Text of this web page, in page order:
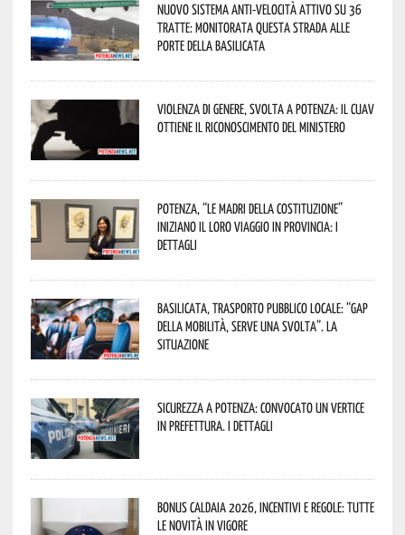
Nuovo sistema anti-velocità attivo su 36
tratte: monitorata questa strada alle
porte della Basilicata
Violenza di genere, svolta a Potenza: il CUAV
ottiene il riconoscimento del Ministero
Potenza, “Le Madri della Costituzione”
iniziano il loro viaggio in provincia: i
dettagli
Basilicata, trasporto pubblico locale: “Gap
della mobilità, serve una svolta”. La
situazione
Sicurezza a Potenza: convocato un vertice
in Prefettura. I dettagli
Bonus caldaia 2026, incentivi e regole: tutte
le novità in vigore